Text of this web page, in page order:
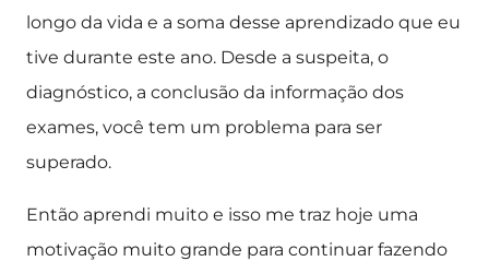
longo da vida e a soma desse aprendizado que eu
tive durante este ano. Desde a suspeita, o
diagnóstico, a conclusão da informação dos
exames, você tem um problema para ser
superado.
Então aprendi muito e isso me traz hoje uma
motivação muito grande para continuar fazendo